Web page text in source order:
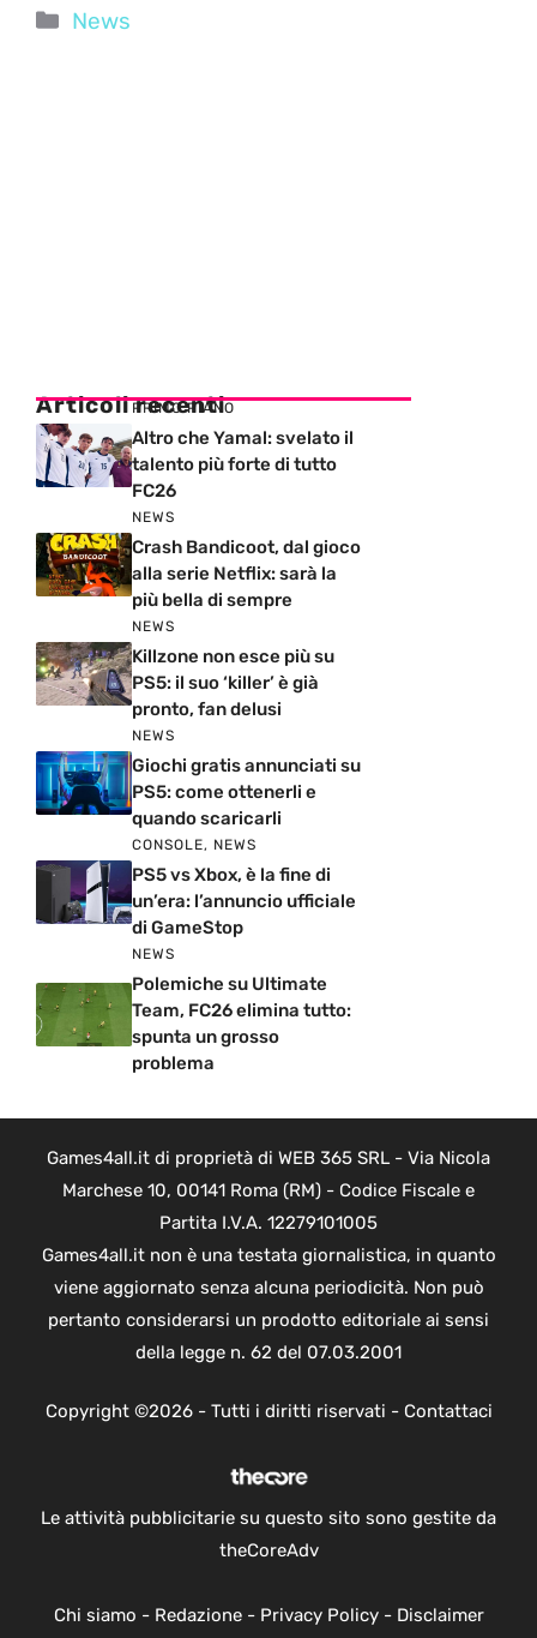
Categorie
News
Articoli recenti
PRIMO PIANO
Altro che Yamal: svelato il
talento più forte di tutto
FC26
NEWS
Crash Bandicoot, dal gioco
alla serie Netflix: sarà la
più bella di sempre
NEWS
Killzone non esce più su
PS5: il suo ‘killer’ è già
pronto, fan delusi
NEWS
Giochi gratis annunciati su
PS5: come ottenerli e
quando scaricarli
CONSOLE, NEWS
PS5 vs Xbox, è la fine di
un’era: l’annuncio ufficiale
di GameStop
NEWS
Polemiche su Ultimate
Team, FC26 elimina tutto:
spunta un grosso
problema
Games4all.it di proprietà di WEB 365 SRL - Via Nicola
Marchese 10, 00141 Roma (RM) - Codice Fiscale e
Partita I.V.A. 12279101005
Games4all.it non è una testata giornalistica, in quanto
viene aggiornato senza alcuna periodicità. Non può
pertanto considerarsi un prodotto editoriale ai sensi
della legge n. 62 del 07.03.2001
Copyright ©2026 - Tutti i diritti riservati - Contattaci
Le attività pubblicitarie su questo sito sono gestite da
theCoreAdv
Chi siamo - Redazione- Privacy Policy- Disclaimer